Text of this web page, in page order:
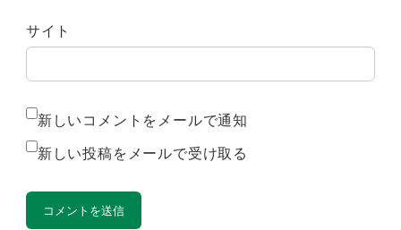
サイト
新しいコメントをメールで通知
新しい投稿をメールで受け取る